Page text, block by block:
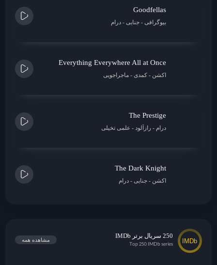
Goodfellas
بیوگرافی جنایی درام
Everything Everywhere All at Once
اکشن کمدی ماجراجویی
The Prestige
درام رازآلود علمی تخیلی
The Dark Knight
اکشن جنایی درام
250 سریال برتر IMDb
Top 250 IMDb series
مشاهده همه